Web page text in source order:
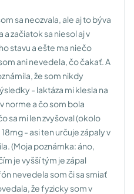
sa neozvala, ale aj to býva
začiatok sa niesol aj v
stavu a ešte ma niečo
ani nevedela, čo čakať. A
že som nikdy
- laktáza mi klesla na
norme a čo som bola
sa mi len zvyšoval (okolo
- asi ten určuje zápaly v
(Moja poznámka: áno,
je vyšší tým je zápal
nevedela som či sa smiať
že fyzicky som v